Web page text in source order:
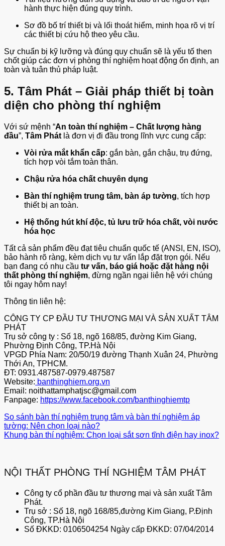
hành thực hiện đúng quy trình.
Sơ đồ bố trí thiết bị và lối thoát hiểm, minh họa rõ vị trí
các thiết bị cứu hộ theo yêu cầu.
Sự chuẩn bị kỹ lưỡng và đúng quy chuẩn sẽ là yếu tố then
chốt giúp các đơn vị phòng thí nghiệm hoạt động ổn định, an
toàn và tuân thủ pháp luật.
5. Tâm Phát – Giải pháp thiết bị toàn
diện cho phòng thí nghiệm
Với sứ mệnh “An toàn thí nghiệm – Chất lượng hàng
đầu”, Tâm Phát là đơn vị đi đầu trong lĩnh vực cung cấp:
Vòi rửa mắt khẩn cấp: gắn bàn, gắn chậu, trụ đứng,
tích hợp vòi tắm toàn thân.
Chậu rửa hóa chất chuyên dụng
Bàn thí nghiệm trung tâm, bàn áp tường, tích hợp
thiết bị an toàn.
Hệ thống hút khí độc, tủ lưu trữ hóa chất, vòi nước
hóa học
Tất cả sản phẩm đều đạt tiêu chuẩn quốc tế (ANSI, EN, ISO),
bảo hành rõ ràng, kèm dịch vụ tư vấn lắp đặt trọn gói. Nếu
bạn đang có nhu cầu tư vấn, báo giá hoặc đặt hàng nội
thất phòng thí nghiệm, đừng ngần ngại liên hệ với chúng
tôi ngay hôm nay!
Thông tin liên hệ:
CÔNG TY CP ĐẦU TƯ THƯƠNG MẠI VÀ SẢN XUẤT TÂM
PHÁT
Trụ sở công ty : Số 18, ngõ 168/85, đường Kim Giang,
Phường Định Công, TP.Hà Nội
VPGD Phía Nam: 20/50/19 đường Thạnh Xuân 24, Phường
Thới An, TPHCM.
ĐT: 0931.487587-0979.487587
Website: banthinghiem.org.vn
Email: noithattamphatjsc@gmail.com
Fanpage: https://www.facebook.com/banthinghiemtp
So sánh bàn thí nghiệm trung tâm và bàn thí nghiệm áp
tường: Nên chọn loại nào?
Khung bàn thí nghiệm: Chọn loại sắt sơn tĩnh điện hay inox?
NỘI THẤT PHÒNG THÍ NGHIỆM TÂM PHÁT
Công ty cổ phần đầu tư thương mại và sản xuất Tâm
Phát.
Trụ sở : Số 18, ngõ 168/85,đường Kim Giang, P.Định
Công, TP.Hà Nội
Số ĐKKD: 0106504254 Ngày cấp ĐKKD: 07/04/2014